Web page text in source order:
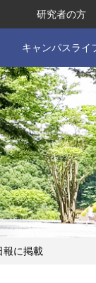
研究者の方
キャンパスライ
報に掲載